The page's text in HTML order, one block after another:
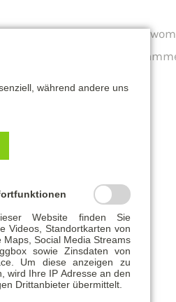
zusammengestellt
Ihre Baufinanzierung
finden Sie
während andere uns
Website finden Sie
Videos, Standortkarten von
Maps, Social Media Streams
sowie Zinsdaten von
Um diese anzeigen zu
wird Ihre IP Adresse an den
Drittanbieter übermittelt.